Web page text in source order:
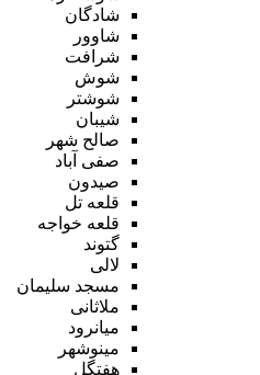
شادگان
شاوور
شرافت
شوش
شوشتر
شیبان
صالح شهر
صفی آباد
صیدون
قلعه تل
قلعه خواجه
گتوند
لالی
مسجد سلیمان
ملاثانی
میانرود
مینوشهر
هفتگل